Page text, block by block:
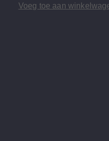
Voeg toe aan